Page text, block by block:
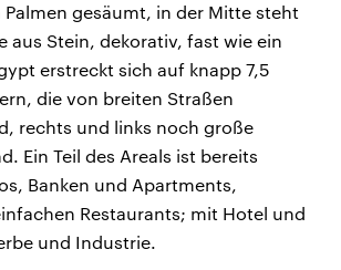
Palmen gesäumt, in der Mitte steht
aus Stein, dekorativ, fast wie ein
erstreckt sich auf knapp 7,5
die von breiten Straßen
rechts und links noch große
Ein Teil des Areals ist bereits
Banken und Apartments,
Restaurants; mit Hotel und
und Industrie.